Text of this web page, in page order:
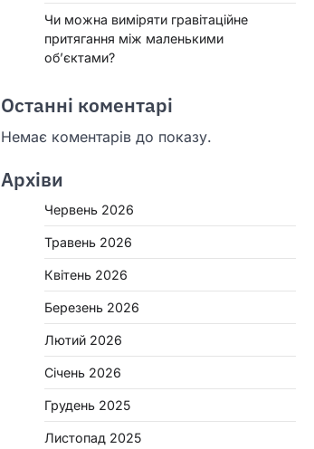
Чи можна виміряти гравітаційне
притягання між маленькими
об’єктами?
Останні коментарі
Немає коментарів до показу.
Архіви
Червень 2026
Травень 2026
Квітень 2026
Березень 2026
Лютий 2026
Січень 2026
Грудень 2025
Листопад 2025